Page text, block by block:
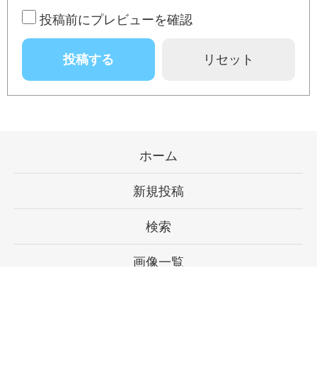
投稿前にプレビューを確認
ホーム
新規投稿
検索
画像一覧